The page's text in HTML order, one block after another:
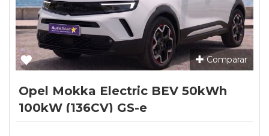
Comparar
Opel Mokka Electric BEV 50kWh
100kW (136CV) GS-e